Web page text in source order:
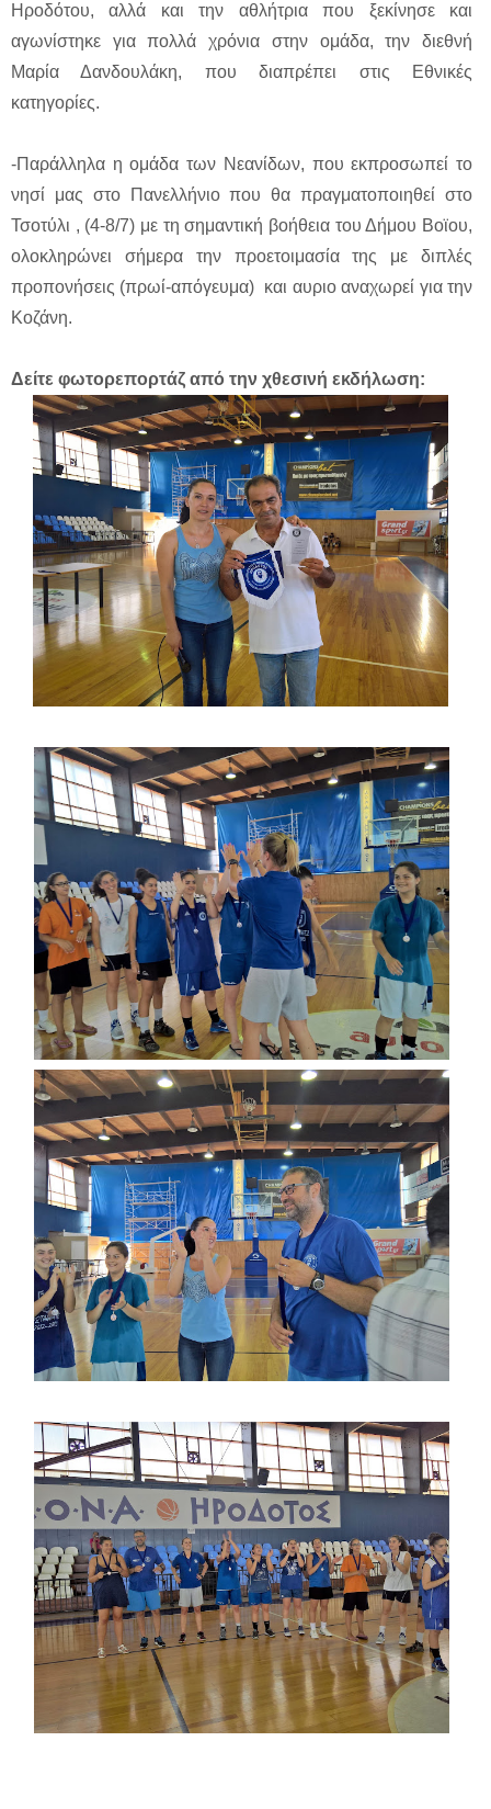
Ηροδότου, αλλά και την αθλήτρια που ξεκίνησε και
αγωνίστηκε για πολλά χρόνια στην ομάδα, την διεθνή
Μαρία Δανδουλάκη, που διαπρέπει στις Εθνικές
κατηγορίες.
-Παράλληλα η ομάδα των Νεανίδων, που εκπροσωπεί το
νησί μας στο Πανελλήνιο που θα πραγματοποιηθεί στο
Τσοτύλι , (4-8/7) με τη σημαντική βοήθεια του Δήμου Βοϊου,
ολοκληρώνει σήμερα την προετοιμασία της με διπλές
προπονήσεις (πρωί-απόγευμα) και αυριο αναχωρεί για την
Κοζάνη.
Δείτε φωτορεπορτάζ από την χθεσινή εκδήλωση: